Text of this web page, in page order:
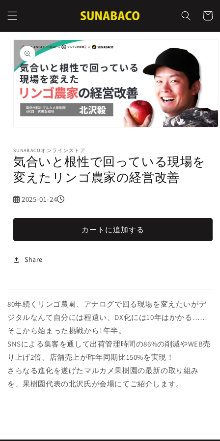
ンツに
進む
ー
商品情
報にス
キップ
ダ
ル
で
メ
デ
ア
を
SUNABACOオンラインストア
気合いと根性で回っている現場を
変えたリン ゴ農家の経営改善
2025-01-24
カートに追加する
Share
80年続くリンゴ農園、アナログで回る現場を変えたいがデ
ジタルなんて自分には程遠い、DX化には10年はかかる……
そこから始まった挑戦から1年半。
SNSによる集客を通して出荷管理時間の86%の削減やWEB売
り上げ2倍、店舗売上が昨年同期比150%を実現！
さらなる進化を遂げたマルカメ果樹園の最新の取り組み
を、果樹園代表の北沢氏が会場にてご紹介します。